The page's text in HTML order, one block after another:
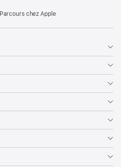
Parcours chez Apple